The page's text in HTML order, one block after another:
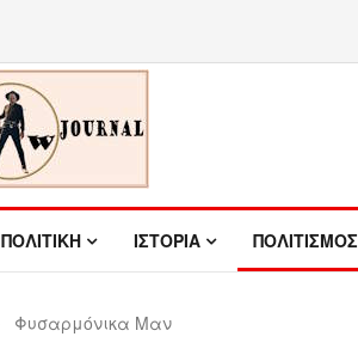
ΠΟΛΙΤΙΚΗ ΙΣΤΟΡΙΑ ΠΟΛΙΤΙΣΜΟΣ
Φυσαρμόνικα Μαν